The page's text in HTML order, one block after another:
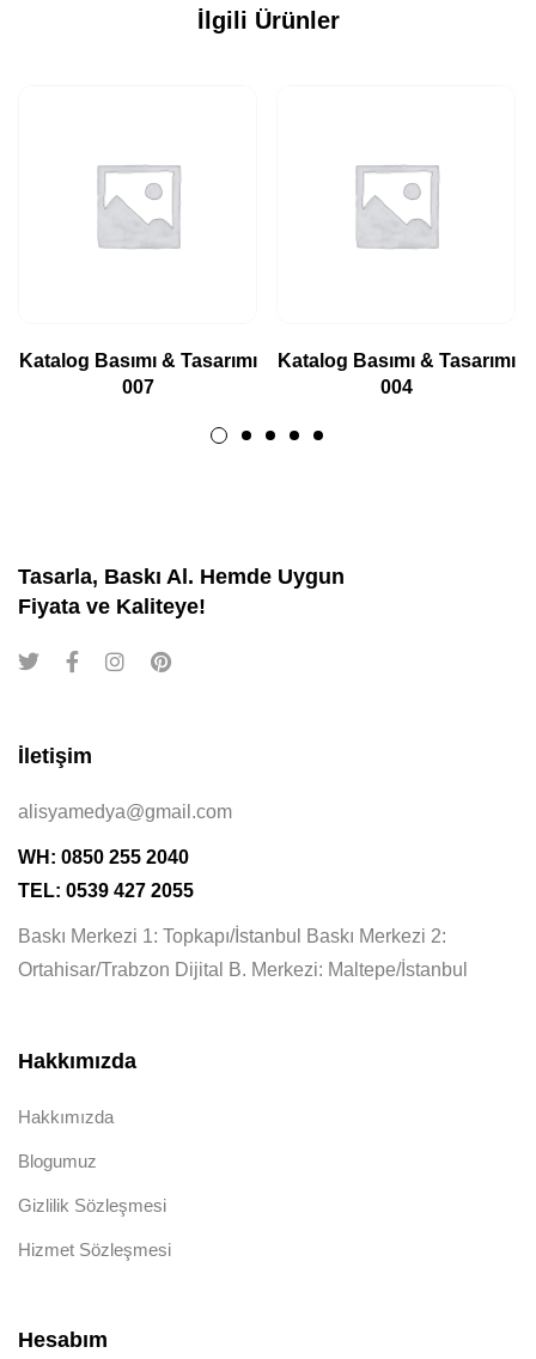
İlgili Ürünler
Katalog Basımı & Tasarımı
007
Katalog Basımı & Tasarımı
004
Tasarla, Baskı Al. Hemde Uygun
Fiyata ve Kaliteye!
İletişim
alisyamedya@gmail.com
WH: 0850 255 2040
TEL: 0539 427 2055
Baskı Merkezi 1: Topkapı/İstanbul Baskı Merkezi 2:
Ortahisar/Trabzon Dijital B. Merkezi: Maltepe/İstanbul
Hakkımızda
Hakkımızda
Blogumuz
Gizlilik Sözleşmesi
Hizmet Sözleşmesi
Hesabım